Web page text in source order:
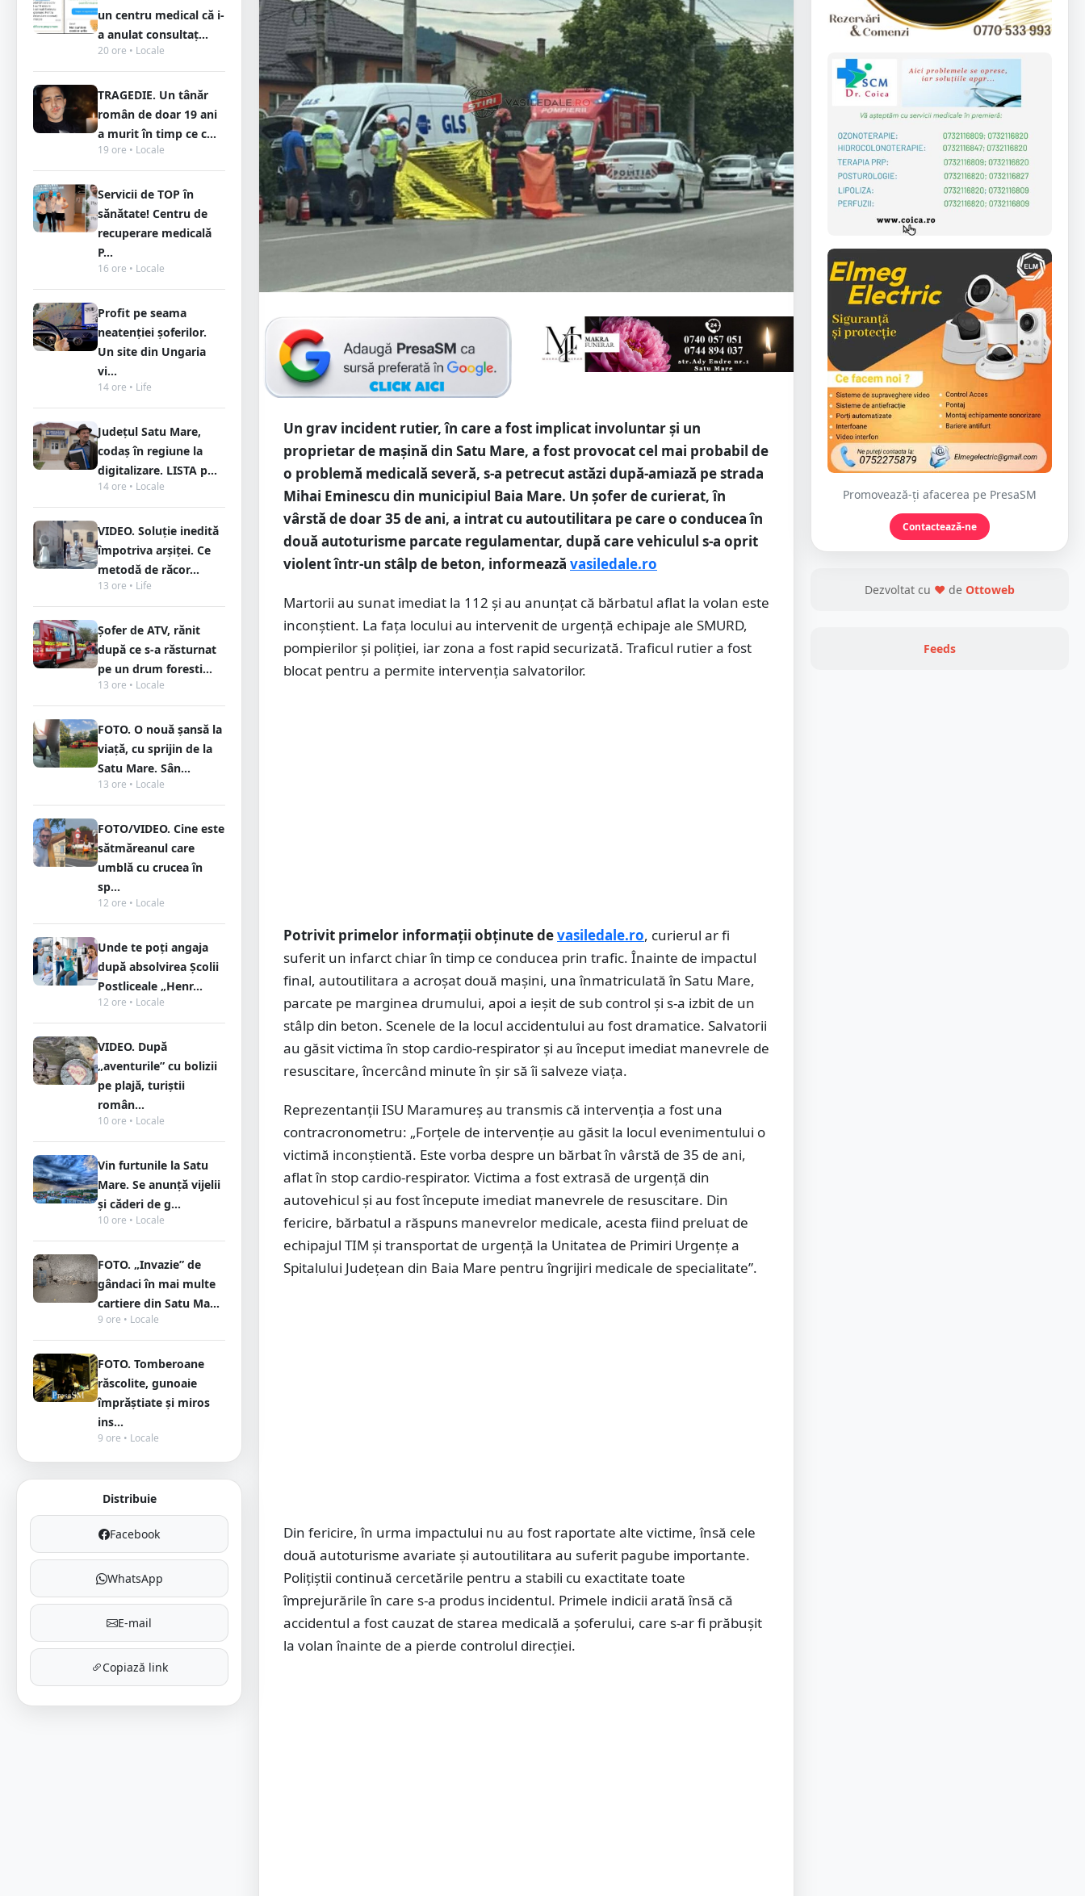
un centru medical că i-
a anulat consultaț...
20 ore • Locale
TRAGEDIE. Un tânăr
român de doar 19 ani
a murit în timp ce c...
19 ore • Locale
Servicii de TOP în
sănătate! Centru de
recuperare medicală
P...
16 ore • Locale
Profit pe seama
neatenției șoferilor.
Un site din Ungaria
vi...
14 ore • Life
Județul Satu Mare,
codaș în regiune la
digitalizare. LISTA p...
14 ore • Locale
VIDEO. Soluție inedită
împotriva arșiței. Ce
metodă de răcor...
13 ore • Life
Șofer de ATV, rănit
după ce s-a răsturnat
pe un drum foresti...
13 ore • Locale
FOTO. O nouă șansă la
viață, cu sprijin de la
Satu Mare. Sân...
13 ore • Locale
FOTO/VIDEO. Cine este
sătmăreanul care
umblă cu crucea în
sp...
12 ore • Locale
Unde te poți angaja
după absolvirea Școlii
Postliceale „Henr...
12 ore • Locale
VIDEO. După
„aventurile” cu bolizii
pe plajă, turiștii
român...
10 ore • Locale
Vin furtunile la Satu
Mare. Se anunță vijelii
și căderi de g...
10 ore • Locale
FOTO. „Invazie” de
gândaci în mai multe
cartiere din Satu Ma...
9 ore • Locale
FOTO. Tomberoane
răscolite, gunoaie
împrăștiate și miros
ins...
9 ore • Locale
Distribuie
Facebook
WhatsApp
E-mail
Copiază link
Un grav incident rutier, în care a fost implicat involuntar și un
proprietar de mașină din Satu Mare, a fost provocat cel mai probabil de
o problemă medicală severă, s-a petrecut astăzi după-amiază pe strada
Mihai Eminescu din municipiul Baia Mare. Un șofer de curierat, în
vârstă de doar 35 de ani, a intrat cu autoutilitara pe care o conducea în
două autoturisme parcate regulamentar, după care vehiculul s-a oprit
violent într-un stâlp de beton, informează vasiledale.ro
Martorii au sunat imediat la 112 și au anunțat că bărbatul aflat la volan este
inconștient. La fața locului au intervenit de urgență echipaje ale SMURD,
pompierilor și poliției, iar zona a fost rapid securizată. Traficul rutier a fost
blocat pentru a permite intervenția salvatorilor.
Potrivit primelor informații obținute devasiledale.ro, curierul ar fi
suferit un infarct chiar în timp ce conducea prin trafic. Înainte de impactul
final, autoutilitara a acroșat două mașini, una înmatriculată în Satu Mare,
parcate pe marginea drumului, apoi a ieșit de sub control și s-a izbit de un
stâlp din beton. Scenele de la locul accidentului au fost dramatice. Salvatorii
au găsit victima în stop cardio-respirator și au început imediat manevrele de
resuscitare, încercând minute în șir să îi salveze viața.
Reprezentanții ISU Maramureș au transmis că intervenția a fost una
contracronometru: „Forțele de intervenție au găsit la locul evenimentului o
victimă inconștientă. Este vorba despre un bărbat în vârstă de 35 de ani,
aflat în stop cardio-respirator. Victima a fost extrasă de urgență din
autovehicul și au fost începute imediat manevrele de resuscitare. Din
fericire, bărbatul a răspuns manevrelor medicale, acesta fiind preluat de
echipajul TIM și transportat de urgență la Unitatea de Primiri Urgențe a
Spitalului Județean din Baia Mare pentru îngrijiri medicale de specialitate”.
Din fericire, în urma impactului nu au fost raportate alte victime, însă cele
două autoturisme avariate și autoutilitara au suferit pagube importante.
Polițiștii continuă cercetările pentru a stabili cu exactitate toate
împrejurările în care s-a produs incidentul. Primele indicii arată însă că
accidentul a fost cauzat de starea medicală a șoferului, care s-ar fi prăbușit
la volan înainte de a pierde controlul direcției.
Promovează-ți afacerea pe PresaSM
Contactează-ne
Dezvoltat cu ❤ de Ottoweb
Feeds